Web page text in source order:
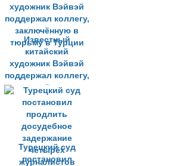
Известный
китайский
художник Вэйвэй
поддержал коллегу,
заключённую в
тюрьму в Турции
Турецкий суд
постановил